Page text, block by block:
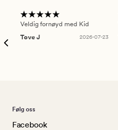
Veldig fornøyd med Kid
Tove J
2026-07-23
Følg oss
Facebook